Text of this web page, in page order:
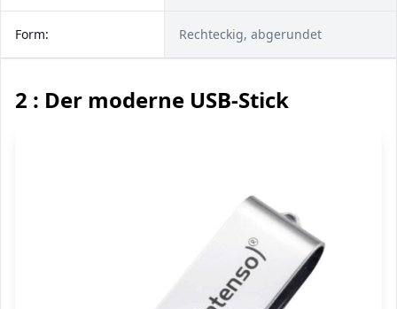
Form: Rechteckig, abgerundet
2 : Der moderne USB-Stick